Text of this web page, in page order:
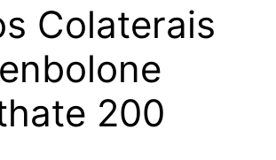
Colaterais
200